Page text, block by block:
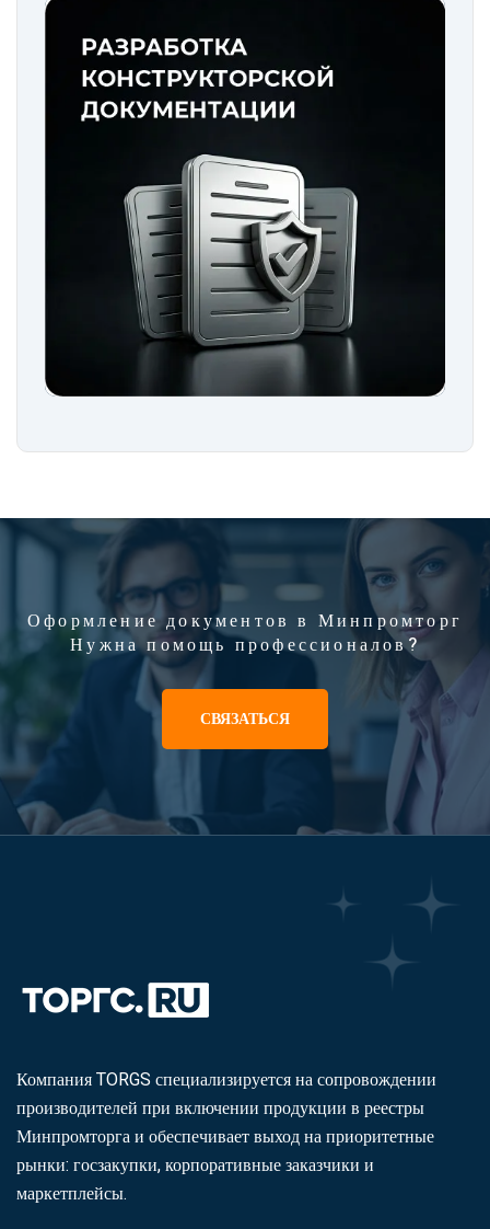
Оформление документов в Минпромторг
Нужна помощь профессионалов?
СВЯЗАТЬСЯ
Компания TORGS специализируется на сопровождении
производителей при включении продукции в реестры
Минпромторга и обеспечивает выход на приоритетные
рынки: госзакупки, корпоративные заказчики и
маркетплейсы.